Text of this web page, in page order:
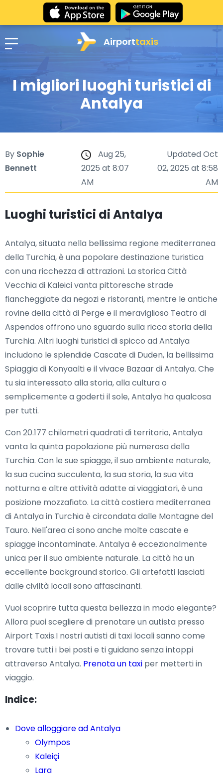
Airporttaxis
I migliori luoghi turistici di
Antalya
By Sophie
Bennett
Aug 25,
2025 at 8:07
AM
Updated Oct
02, 2025 at 8:58
AM
Luoghi turistici di Antalya
Antalya, situata nella bellissima regione mediterranea
della Turchia, è una popolare destinazione turistica
con una ricchezza di attrazioni. La storica Città
Vecchia di Kaleici vanta pittoresche strade
fiancheggiate da negozi e ristoranti, mentre le antiche
rovine della città di Perge e il meraviglioso Teatro di
Aspendos offrono uno sguardo sulla ricca storia della
Turchia. Altri luoghi turistici di spicco ad Antalya
includono le splendide Cascate di Duden, la bellissima
Spiaggia di Konyaalti e il vivace Bazaar di Antalya. Che
tu sia interessato alla storia, alla cultura o
semplicemente a goderti il sole, Antalya ha qualcosa
per tutti.
Con 20.177 chilometri quadrati di territorio, Antalya
vanta la quinta popolazione più numerosa della
Turchia. Con le sue spiagge, il suo ambiente naturale,
la sua cucina succulenta, la sua storia, la sua vita
notturna e altre attività adatte ai viaggiatori, è una
posizione mozzafiato. La città costiera mediterranea
di Antalya in Turchia è circondata dalle Montagne del
Tauro. Nell'area ci sono anche molte cascate e
spiagge incontaminate. Antalya è eccezionalmente
unica per il suo ambiente naturale. La città ha un
eccellente background storico. Gli artefatti lasciati
dalle civiltà locali sono affascinanti.
Vuoi scoprire tutta questa bellezza in modo elegante?
Allora puoi scegliere di prenotare un autista presso
Airport Taxis.I nostri autisti di taxi locali sanno come
trovare tutti i bei posti e ti guidano senza intoppi
attraverso Antalya. Prenota un taxi per metterti in
viaggio.
Indice:
Dove alloggiare ad Antalya
Olympos
Kaleiçi
Lara